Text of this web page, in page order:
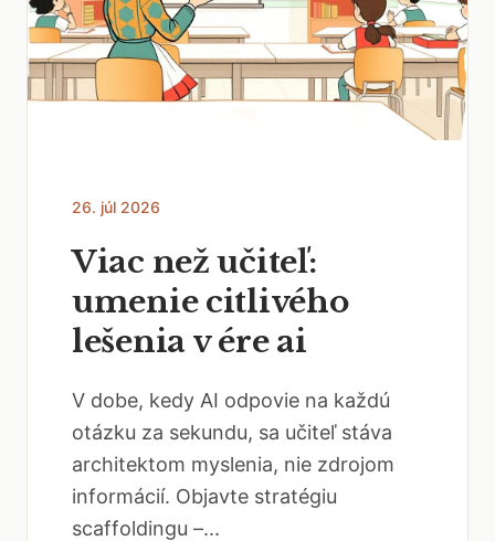
26. júl 2026
Viac než učiteľ:
umenie citlivého
lešenia v ére ai
V dobe, kedy AI odpovie na každú
otázku za sekundu, sa učiteľ stáva
architektom myslenia, nie zdrojom
informácií. Objavte stratégiu
scaffoldingu –...